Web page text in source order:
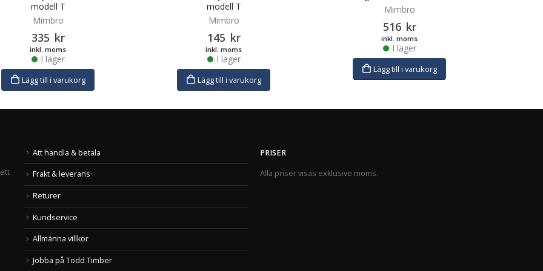
modell T
Mimbro
335 kr
inkl. moms
I lager
Lägg till i varukorg
modell T
Mimbro
145 kr
inkl. moms
I lager
Lägg till i varukorg
Mimbro
516 kr
inkl. moms
I lager
Lägg till i varukorg
Att handla & betala
Frakt & leverans
Returer
Kundservice
Allmänna villkor
Jobba på Todd Timber
PRISER
Alla priser visas exklusive moms.